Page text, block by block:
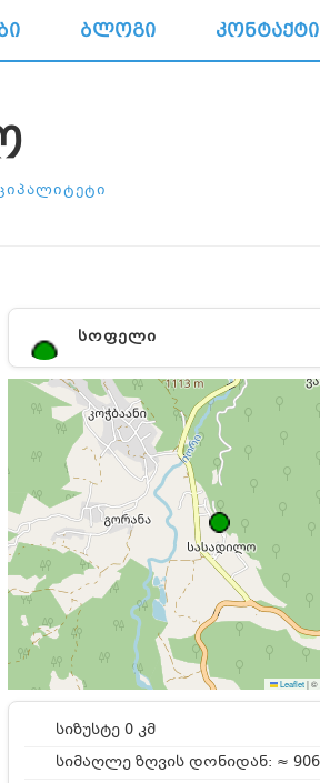
ᲑᲚᲝᲒᲘ ᲙᲝᲜᲢᲐᲥᲢᲘ
ᲡᲝᲤᲔᲚᲘ
Leaflet|©
სიზუსტე 0 კმ
სიმაღლე ზღვის დონიდან: ≈